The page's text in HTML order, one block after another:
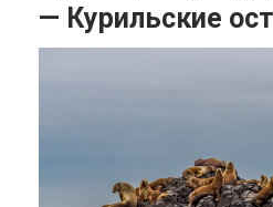
— Курильские